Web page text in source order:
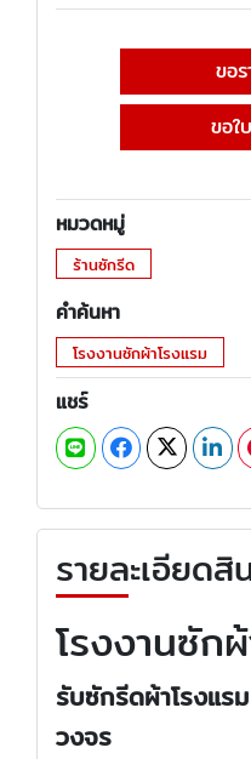
ขอ
ขอใ
หมวดหมู่
ร้านซักรีด
คำค้นหา
โรงงานซักผ้าโรงแรม
แชร์
รายละเอียดสิ
โรงงานซัก
รับซักรีดผ้าโรงแร
วงจร